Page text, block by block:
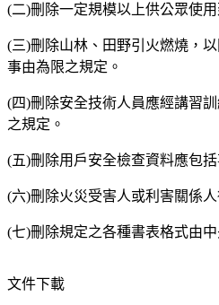
(二)刪除一定規模以上供公眾使用
(三)刪除山林、田野引火燃燒，
事由為限之規定。
(四)刪除安全技術人員應經講習
之規定。
(五)刪除用戶安全檢查資料應包括
(六)刪除火災受害人或利害關係
(七)刪除規定之各種書表格式由
文件下載